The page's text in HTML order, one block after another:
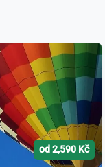
od 2,590 Kč